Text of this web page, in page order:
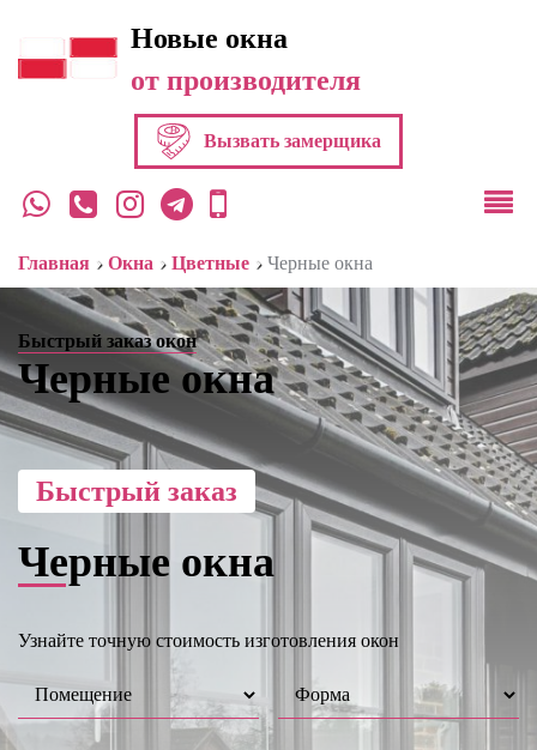
Новые окна
от производителя
Вызвать замерщика
Главная › Окна › Цветные › Черные окна
Быстрый заказ окон
Черные окна
Быстрый заказ
Черные окна
Узнайте точную стоимость изготовления окон